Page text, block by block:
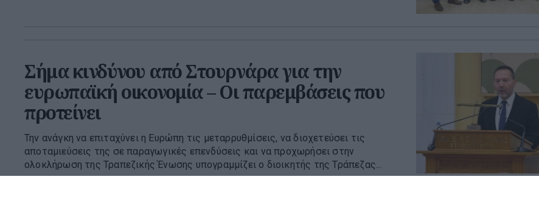
Σήμα κινδύνου από Στουρνάρα για την
ευρωπαϊκή οικονομία – Οι παρεμβάσεις που
προτείνει
Την ανάγκη να επιταχύνει η Ευρώπη τις μεταρρυθμίσεις, να διοχετεύσει τις
αποταμιεύσεις της σε παραγωγικές επενδύσεις και να προχωρήσει στην
ολοκλήρωση της Τραπεζικής Ένωσης υπογραμμίζει ο διοικητής της Τράπεζας...